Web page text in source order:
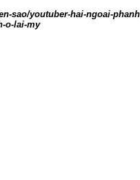
sao/youtuber-hai-ngoai-
o-lai-my